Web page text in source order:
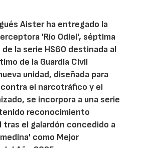
Aister ha entregado la
'Río Odiel', séptima
la serie HS60 destinada al
de la Guardia Civil
unidad, diseñada para
el narcotráfico y el
se incorpora a una serie
reconocimiento
tras el galardón concedido a
como Mejor